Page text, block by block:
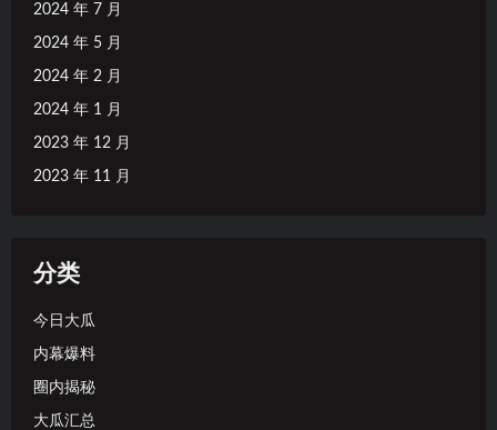
2024 年 7 月
2024 年 5 月
2024 年 2 月
2024 年 1 月
2023 年 12 月
2023 年 11 月
分类
今日大瓜
内幕爆料
圈内揭秘
大瓜汇总